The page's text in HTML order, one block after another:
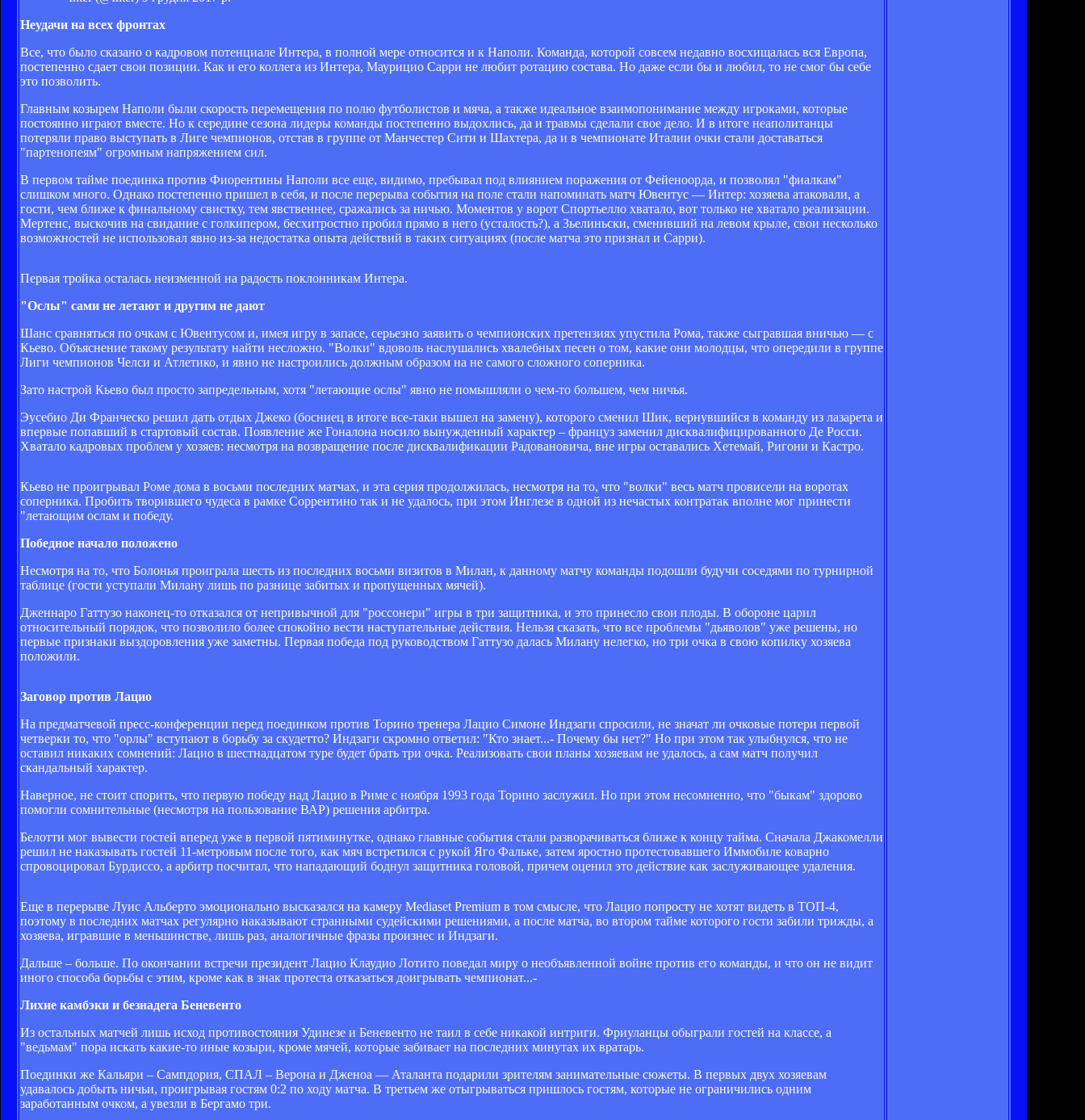
Неудачи на всех фронтах
Все, что было сказано о кадровом потенциале Интера, в полной мере относится и к Наполи. Команда, которой совсем недавно восхищалась вся Европа,
постепенно сдает свои позиции. Как и его коллега из Интера, Маурицио Сарри не любит ротацию состава. Но даже если бы и любил, то не смог бы себе
это позволить.
Главным козырем Наполи были скорость перемещения по полю футболистов и мяча, а также идеальное взаимопонимание между игроками, которые
постоянно играют вместе. Но к середине сезона лидеры команды постепенно выдохлись, да и травмы сделали свое дело. И в итоге неаполитанцы
потеряли право выступать в Лиге чемпионов, отстав в группе от Манчестер Сити и Шахтера, да и в чемпионате Италии очки стали доставаться
"партенопеям" огромным напряжением сил.
В первом тайме поединка против Фиорентины Наполи все еще, видимо, пребывал под влиянием поражения от Фейеноорда, и позволял "фиалкам"
слишком много. Однако постепенно пришел в себя, и после перерыва события на поле стали напоминать матч Ювентус — Интер: хозяева атаковали, а
гости, чем ближе к финальному свистку, тем явственнее, сражались за ничью. Моментов у ворот Спортьелло хватало, вот только не хватало реализации.
Мертенс, выскочив на свидание с голкипером, бесхитростно пробил прямо в него (усталость?), а Зьелиньски, сменивший на левом крыле, свои несколько
возможностей не использовал явно из-за недостатка опыта действий в таких ситуациях (после матча это признал и Сарри).
Первая тройка осталась неизменной на радость поклонникам Интера.
"Ослы" сами не летают и другим не дают
Шанс сравняться по очкам с Ювентусом и, имея игру в запасе, серьезно заявить о чемпионских претензиях упустила Рома, также сыгравшая вничью — с
Кьево. Объяснение такому результату найти несложно. "Волки" вдоволь наслушались хвалебных песен о том, какие они молодцы, что опередили в группе
Лиги чемпионов Челси и Атлетико, и явно не настроились должным образом на не самого сложного соперника.
Зато настрой Кьево был просто запредельным, хотя "летающие ослы" явно не помышляли о чем-то большем, чем ничья.
Эусебио Ди Франческо решил дать отдых Джеко (босниец в итоге все-таки вышел на замену), которого сменил Шик, вернувшийся в команду из лазарета и
впервые попавший в стартовый состав. Появление же Гоналона носило вынужденный характер – француз заменил дисквалифицированного Де Росси.
Хватало кадровых проблем у хозяев: несмотря на возвращение после дисквалификации Радовановича, вне игры оставались Хетемай, Ригони и Кастро.
Кьево не проигрывал Роме дома в восьми последних матчах, и эта серия продолжилась, несмотря на то, что "волки" весь матч провисели на воротах
соперника. Пробить творившего чудеса в рамке Соррентино так и не удалось, при этом Инглезе в одной из нечастых контратак вполне мог принести
"летающим ослам и победу.
Победное начало положено
Несмотря на то, что Болонья проиграла шесть из последних восьми визитов в Милан, к данному матчу команды подошли будучи соседями по турнирной
таблице (гости уступали Милану лишь по разнице забитых и пропущенных мячей).
Дженнаро Гаттузо наконец-то отказался от непривычной для "россонери" игры в три защитника, и это принесло свои плоды. В обороне царил
относительный порядок, что позволило более спокойно вести наступательные действия. Нельзя сказать, что все проблемы "дьяволов" уже решены, но
первые признаки выздоровления уже заметны. Первая победа под руководством Гаттузо далась Милану нелегко, но три очка в свою копилку хозяева
положили.
Заговор против Лацио
На предматчевой пресс-конференции перед поединком против Торино тренера Лацио Симоне Индзаги спросили, не значат ли очковые потери первой
четверки то, что "орлы" вступают в борьбу за скудетто? Индзаги скромно ответил: "Кто знает...- Почему бы нет?" Но при этом так улыбнулся, что не
оставил никаких сомнений: Лацио в шестнадцатом туре будет брать три очка. Реализовать свои планы хозяевам не удалось, а сам матч получил
скандальный характер.
Наверное, не стоит спорить, что первую победу над Лацио в Риме с ноября 1993 года Торино заслужил. Но при этом несомненно, что "быкам" здорово
помогли сомнительные (несмотря на пользование ВАР) решения арбитра.
Белотти мог вывести гостей вперед уже в первой пятиминутке, однако главные события стали разворачиваться ближе к концу тайма. Сначала Джакомелли
решил не наказывать гостей 11-метровым после того, как мяч встретился с рукой Яго Фальке, затем яростно протестовавшего Иммобиле коварно
спровоцировал Бурдиссо, а арбитр посчитал, что нападающий боднул защитника головой, причем оценил это действие как заслуживающее удаления.
Еще в перерыве Луис Альберто эмоционально высказался на камеру Mediaset Premium в том смысле, что Лацио попросту не хотят видеть в ТОП-4,
поэтому в последних матчах регулярно наказывают странными судейскими решениями, а после матча, во втором тайме которого гости забили трижды, а
хозяева, игравшие в меньшинстве, лишь раз, аналогичные фразы произнес и Индзаги.
Дальше – больше. По окончании встречи президент Лацио Клаудио Лотито поведал миру о необъявленной войне против его команды, и что он не видит
иного способа борьбы с этим, кроме как в знак протеста отказаться доигрывать чемпионат...-
Лихие камбэки и безнадега Беневенто
Из остальных матчей лишь исход противостояния Удинезе и Беневенто не таил в себе никакой интриги. Фриуланцы обыграли гостей на классе, а
"ведьмам" пора искать какие-то иные козыри, кроме мячей, которые забивает на последних минутах их вратарь.
Поединки же Кальяри – Сампдория, СПАЛ – Верона и Дженоа — Аталанта подарили зрителям занимательные сюжеты. В первых двух хозяевам
удавалось добыть ничьи, проигрывая гостям 0:2 по ходу матча. В третьем же отыгрываться пришлось гостям, которые не ограничились одним
заработанным очком, а увезли в Бергамо три.